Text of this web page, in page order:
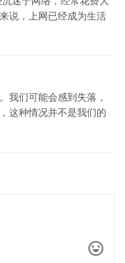
说，上网已经成为生活
我们可能会感到失落，
这种情况并不是我们的